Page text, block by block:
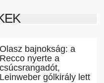
Olasz bajnokság: a
Recco nyerte a
csúcsrangadót,
Leinweber gólkirály lett